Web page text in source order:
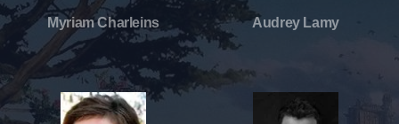
Myriam Charleins Audrey Lamy